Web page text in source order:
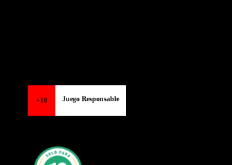
+18 Juego Responsable